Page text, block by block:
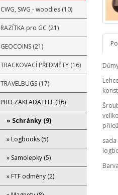
CWG, SWG - woodies (10)
RAZÍTKA pro GC (21)
GEOCOINS (21)
TRACKOVACÍ PŘEDMĚTY (16)
TRAVELBUGS (17)
PRO ZAKLADATELE (36)
» Schránky (9)
» Logbooks (5)
» Samolepky (5)
» FTF odměny (2)